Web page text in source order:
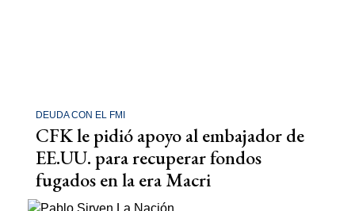
DEUDA CON EL FMI
CFK le pidió apoyo al embajador de
EE.UU. para recuperar fondos
fugados en la era Macri